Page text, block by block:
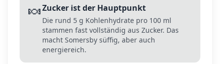
🍬Zucker ist der Hauptpunkt
Die rund 5 g Kohlenhydrate pro 100 ml
stammen fast vollständig aus Zucker. Das
macht Somersby süffig, aber auch
energiereich.